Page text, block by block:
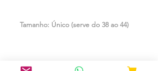
Tamanho: Único (serve do 38 ao 44)
FABRICADO COM MATÉRIA PRIMA